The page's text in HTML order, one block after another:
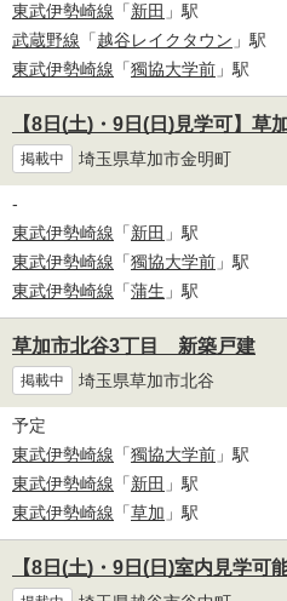
東武伊勢崎線 「新田 」駅
武蔵野線 「越谷レイクタウン 」駅
東武伊勢崎線 「獨協大学前 」駅
【8日(土)・9日(日)見学可】草
掲載中 埼玉県草加市金明町
-
東武伊勢崎線 「新田 」駅
東武伊勢崎線 「獨協大学前 」駅
東武伊勢崎線 「蒲生 」駅
草加市北谷3丁目 新築戸建
掲載中 埼玉県草加市北谷
予定
東武伊勢崎線 「獨協大学前 」駅
東武伊勢崎線 「新田 」駅
東武伊勢崎線 「草加 」駅
【8日(土)・9日(日)室内見学可